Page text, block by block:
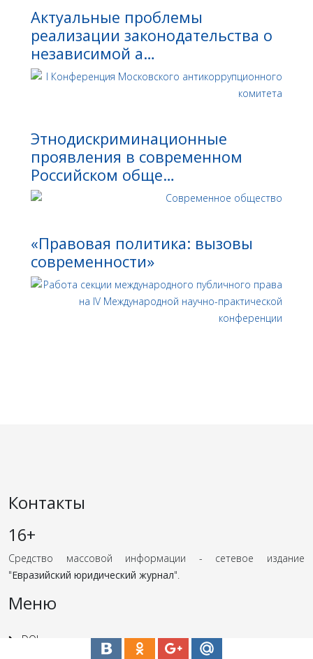
Актуальные проблемы
реализации законодательства о
независимой а…
Этнодискриминационные
проявления в современном
Российском обще…
«Правовая политика: вызовы
современности»
Контакты
16+
Средство массовой информации - сетевое издание
"Евразийский юридический журнал".
Меню
DOI